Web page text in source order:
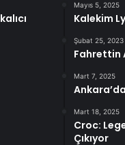
Mayıs 5, 2025
Kalekim
Şubat 25, 2023
Fahrettin
Mart 7, 2025
Mart 18, 2025
Croc:
Çıkıyor